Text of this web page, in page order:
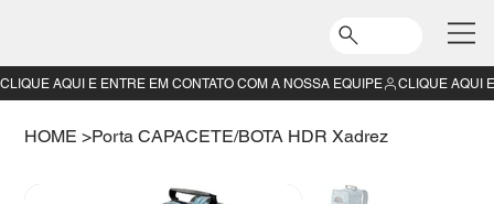
HOME >Porta CAPACETE/BOTA HDR Xadrez
CLIQUE AQUI E ENTRE EM CONTATO COM A NOSSA EQUIPE